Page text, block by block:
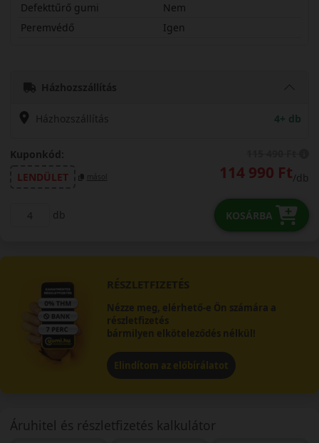
Defekttűrő gumi
Nem
Peremvédő
Igen
Házhozszállítás
Házhozszállítás 4+ db
Kuponkód:
LENDÜLET
másol 114 990 Ft/db
db KOSÁRBA
RÉSZLETFIZETÉS
Nézze meg, elérhető-e Ön számára a
részletfizetés
bármilyen elköteleződés nélkül!
Elindítom az előbírálatot
Áruhitel és részletfizetés kalkulátor